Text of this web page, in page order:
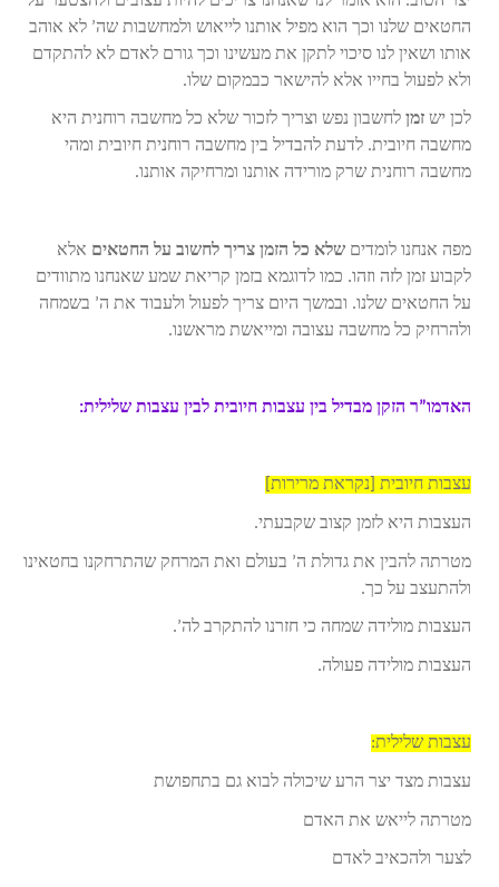
החטאים שלנו וכך הוא מפיל אותנו לייאוש ולמחשבות שה’ לא אוהב
אותו ושאין לנו סיכוי לתקן את מעשינו וכך גורם לאדם לא להתקדם
ולא לפעול בחייו אלא להישאר כבמקום שלו.
לכן יש זמן לחשבון נפש וצריך לזכור שלא כל מחשבה רוחנית היא
מחשבה חיובית. לדעת להבדיל בין מחשבה רוחנית חיובית ומהי
מחשבה רוחנית שרק מורידה אותנו ומרחיקה אותנו.
מפה אנחנו לומדים שלא כל הזמן צריך לחשוב על החטאים אלא
לקבוע זמן לזה וזהו. כמו לדוגמא בזמן קריאת שמע שאנחנו מתוודים
על החטאים שלנו. ובמשך היום צריך לפעול ולעבוד את ה’ בשמחה
ולהרחיק כל מחשבה עצובה ומייאשת מראשנו.
האדמו”ר הזקן מבדיל בין עצבות חיובית לבין עצבות שלילית:
עצבות חיובית [נקראת מרירות]
העצבות היא לזמן קצוב שקבעתי.
מטרתה להבין את גדולת ה’ בעולם ואת המרחק שהתרחקנו בחטאינו
ולהתעצב על כך.
העצבות מולידה שמחה כי חזרנו להתקרב לה’.
העצבות מולידה פעולה.
עצבות שלילית:
עצבות מצד יצר הרע שיכולה לבוא גם בתחפושת
מטרתה לייאש את האדם
לצער ולהכאיב לאדם